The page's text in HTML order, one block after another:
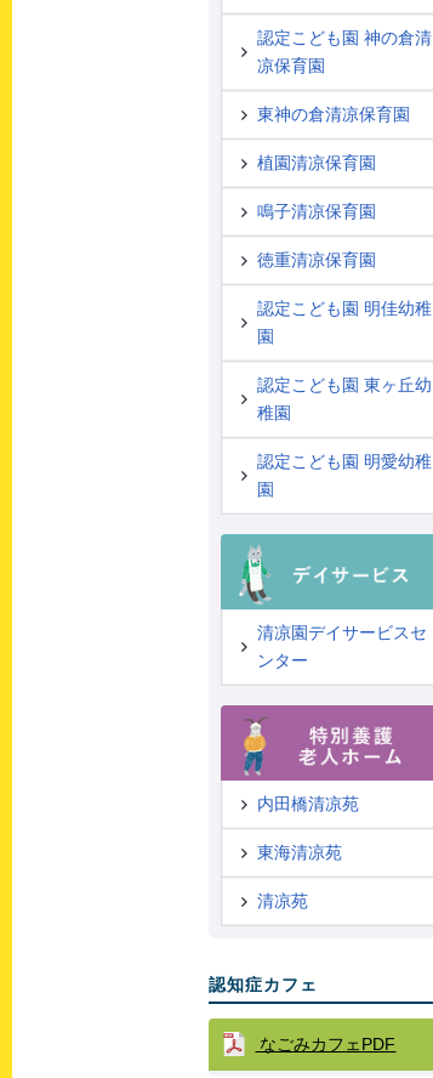
認定こども園 神の倉清
凉保育園
東神の倉清凉保育園
植園清凉保育園
鳴子清凉保育園
徳重清凉保育園
認定こども園 明佳幼稚
園
認定こども園 東ヶ丘幼
稚園
認定こども園 明愛幼稚
園
清凉園デイサービスセ
ンター
内田橋清凉苑
東海清凉苑
清凉苑
認知症カフェ
なごみカフェPDF